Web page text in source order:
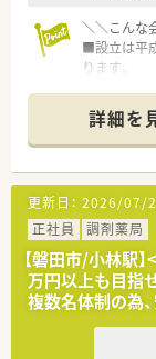
＼＼こんな
■設立は平
ります。
剤師として
■かかりつ
方に則した
＼＼求人に
■磐田市内
■店舗内の
す。
■開局当初
の配達や服
す。
■投薬業務
■在宅業務
詳細を
更新日： 2026/07/
正社員
調剤薬局
【磐田市/小林駅
万円以上も目指
複数名体制の為